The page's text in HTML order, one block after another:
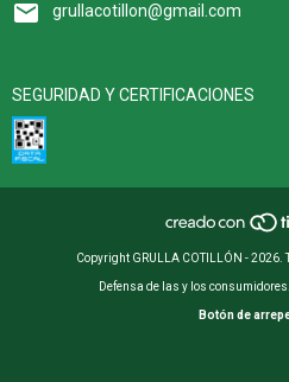
grullacotillon@gmail.com
SEGURIDAD Y CERTIFICACIONES
Copyright GRULLA COTILLÓN - 2026.
Defensa de las y los
Botón de